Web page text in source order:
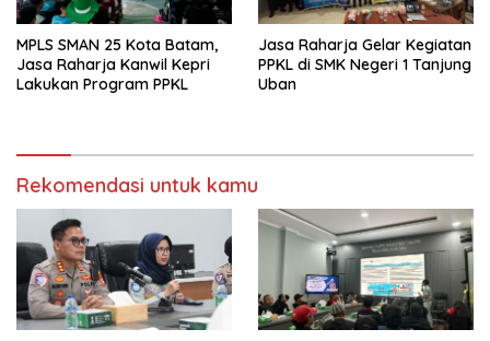
MPLS SMAN 25 Kota Batam,
Jasa Raharja Kanwil Kepri
Lakukan Program PPKL
Jasa Raharja Gelar Kegiatan
PPKL di SMK Negeri 1 Tanjung
Uban
Rekomendasi untuk kamu